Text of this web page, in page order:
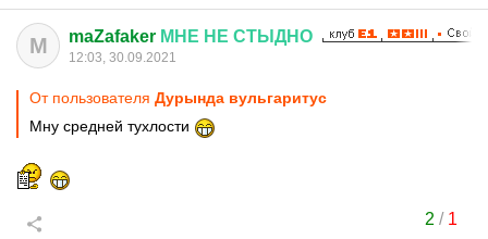
M maZafaker МНЕ НЕ СТЫДНО
12:03, 30.09.2021
От пользователя Дурында вульгаритус
Мну средней тухлости
2 / 1